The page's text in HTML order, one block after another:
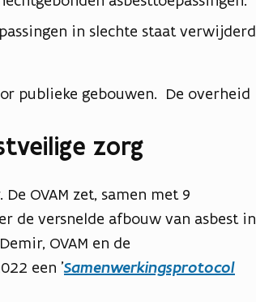
in slechte staat verwijderd
publieke gebouwen. De overheid
zorg
OVAM zet, samen met 9
de versnelde afbouw van asbest in
OVAM en de
een 'Samenwerkingsprotocol